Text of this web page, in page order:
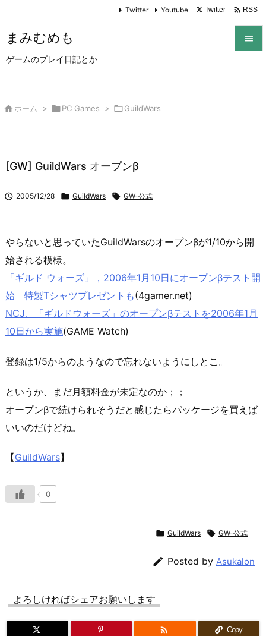
まみむめも
ゲームのプレイ日記とか

Twitter Youtube Twitter  RSS
 ホーム > PC Games > GuildWars
[GW] GuildWars オープンβ
 2005/12/28  GuildWars  GW-公式
やらないと思っていたGuildWarsのオープンβが1/10から開
始される模様。
「ギルド ウォーズ」，2006年1月10日にオープンβテスト開
始 特製Tシャツプレゼントも(4gamer.net)
NCJ、「ギルドウォーズ」のオープンβテストを2006年1月
10日から実施(GAME Watch)
登録は1/5からのようなので忘れないようにしとこ。
というか、まだ月額料金が未定なのか；；
オープンβで続けられそうだと感じたらパッケージを買えば
いいのだけどね。
【GuildWars】
0
 GuildWars  GW-公式
 Posted by Asukalon
よろしければシェアお願いします
 Copy